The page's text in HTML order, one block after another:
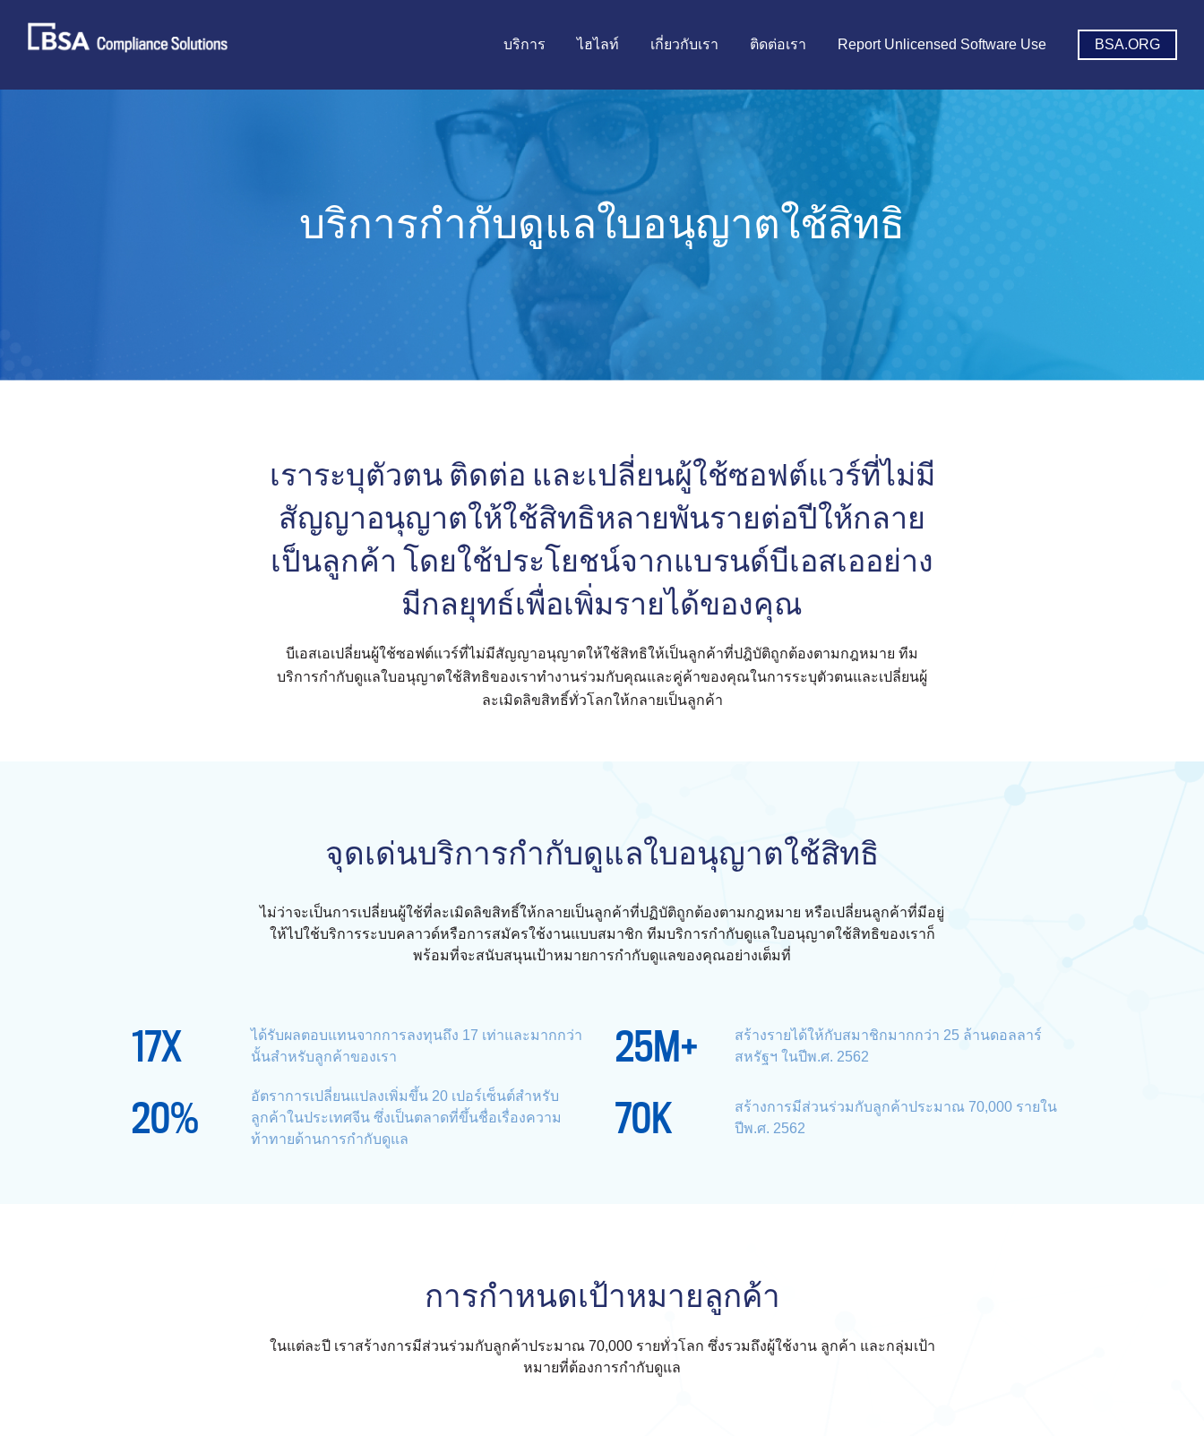
content
บริการ ไฮไลท์ เกี่ยวกับเรา ติดต่อเรา Report Unlicensed Software Use BSA.ORG
บริการกำกับดูแลใบอนุญาตใช้สิทธิ
เราระบุตัวตน ติดต่อ และเปลี่ยนผู้ใช้ซอฟต์แวร์ที่ไม่มี
สัญญาอนุญาตให้ใช้สิทธิหลายพันรายต่อปีให้กลาย
เป็นลูกค้า โดยใช้ประโยชน์จากแบรนด์บีเอสเออย่าง
มีกลยุทธ์เพื่อเพิ่มรายได้ของคุณ
บีเอสเอเปลี่ยนผู้ใช้ซอฟต์แวร์ที่ไม่มีสัญญาอนุญาตให้ใช้สิทธิให้เป็นลูกค้าที่ปฎิบัติถูกต้องตามกฎหมาย ทีม
บริการกำกับดูแลใบอนุญาตใช้สิทธิของเราทำงานร่วมกับคุณและคู่ค้าของคุณในการระบุตัวตนและเปลี่ยนผู้
ละเมิดลิขสิทธิ์ทั่วโลกให้กลายเป็นลูกค้า
จุดเด่นบริการกำกับดูแลใบอนุญาตใช้สิทธิ
ไม่ว่าจะเป็นการเปลี่ยนผู้ใช้ที่ละเมิดลิขสิทธิ์ให้กลายเป็นลูกค้าที่ปฏิบัติถูกต้องตามกฎหมาย หรือเปลี่ยนลูกค้าที่มีอยู่
ให้ไปใช้บริการระบบคลาวด์หรือการสมัครใช้งานแบบสมาชิก ทีมบริการกำกับดูแลใบอนุญาตใช้สิทธิของเราก็
พร้อมที่จะสนับสนุนเป้าหมายการกำกับดูแลของคุณอย่างเต็มที่
17X
ได้รับผลตอบแทนจากการลงทุนถึง 17 เท่าและมากกว่า
นั้นสำหรับลูกค้าของเรา
25M+
สร้างรายได้ให้กับสมาชิกมากกว่า 25 ล้านดอลลาร์
สหรัฐฯ ในปีพ.ศ. 2562
20%
อัตราการเปลี่ยนแปลงเพิ่มขึ้น 20 เปอร์เซ็นต์สำหรับ
ลูกค้าในประเทศจีน ซึ่งเป็นตลาดที่ขึ้นชื่อเรื่องความ
ท้าทายด้านการกำกับดูแล
70K
สร้างการมีส่วนร่วมกับลูกค้าประมาณ 70,000 รายใน
ปีพ.ศ. 2562
การกำหนดเป้าหมายลูกค้า
ในแต่ละปี เราสร้างการมีส่วนร่วมกับลูกค้าประมาณ 70,000 รายทั่วโลก ซึ่งรวมถึงผู้ใช้งาน ลูกค้า และกลุ่มเป้า
หมายที่ต้องการกำกับดูแล